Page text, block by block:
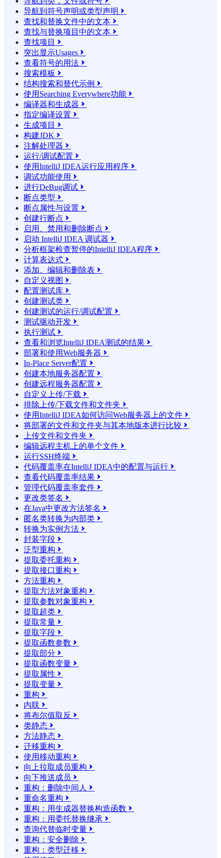
导航到符号声明或类型声明 
查找和替换文件中的文本 
查找与替换项目中的文本 
查找项目 
突出显示Usages 
查看符号的用法 
搜索模板 
结构搜索和替代示例 
使用Searching Everywhere功能 
编译器和生成器 
指定编译设置 
生成项目 
构建JDK 
注解处理器 
运行/调试配置 
使用IntelliJ IDEA运行应用程序 
调试功能使用 
进行DeBug调试 
断点类型 
断点属性与设置 
创建行断点 
启用、禁用和删除断点 
启动 IntelliJ IDEA 调试器 
分析框架检查暂停的IntelliJ IDEA程序 
计算表达式 
添加、编辑和删除表 
自定义视图 
配置测试库 
创建测试类 
创建测试的运行/调试配置 
测试驱动开发 
执行测试 
查看和浏览IntelliJ IDEA测试的结果 
部署和使用Web服务器 
In-Place Server配置 
创建本地服务器配置 
创建远程服务器配置 
自定义上传/下载 
排除上传/下载文件和文件夹 
使用IntelliJ IDEA如何访问Web服务器上的文件 
将部署的文件和文件夹与其本地版本进行比较 
上传文件和文件夹 
编辑远程主机上的单个文件 
运行SSH终端 
代码覆盖率在IntelliJ IDEA中的配置与运行 
查看代码覆盖率结果 
管理代码覆盖率套件 
更改类签名 
在Java中更改方法签名 
匿名类转换为内部类 
转换为实例方法 
封装字段 
泛型重构 
提取委托重构 
提取接口重构 
方法重构 
提取方法对象重构 
提取参数对象重构 
提取超类 
提取常量 
提取字段 
提取函数参数 
提取部分 
提取函数变量 
提取属性 
提取变量 
重构 
内联 
将布尔值取反 
类静态 
方法静态 
迁移重构 
使用移动重构 
向上拉取成员重构 
向下推送成员 
重构：删除中间人 
重命名重构 
重构：用生成器替换构造函数 
重构：用委托替换继承 
查询代替临时变量 
重构：安全删除 
重构：类型迁移 